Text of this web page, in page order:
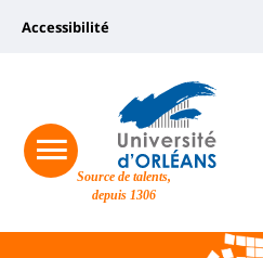
Source de talents,
depuis 1306
responsive
menu
button
Université
vers
page
accessibilité
Accessibilité